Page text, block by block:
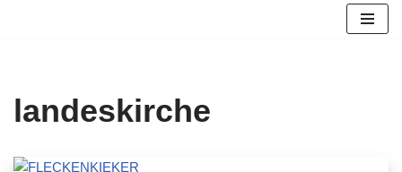
landeskirche